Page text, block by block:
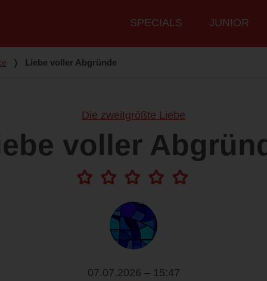
Hauptmenü
SPECIALS JUNIOR
❭ Liebe voller Abgründe
Die zweitgrößte Liebe
voller
07.07.2026 – 15:47